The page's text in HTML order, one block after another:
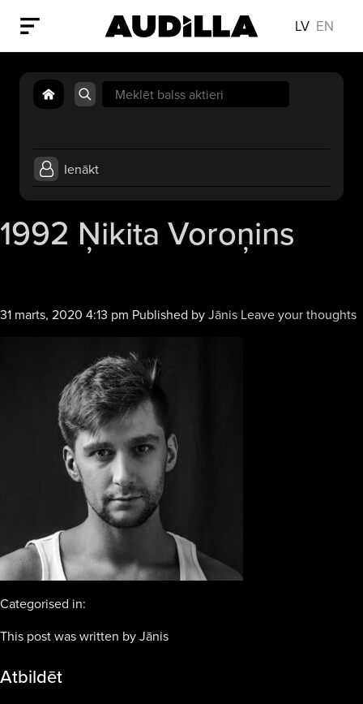
LV EN
Search
for:
Ienākt
1992 Ņikita Voroņins
31 marts, 2020 4:13 pm Published byJānis Leave your thoughts
Categorised in:
This post was written by Jānis
Atbildēt